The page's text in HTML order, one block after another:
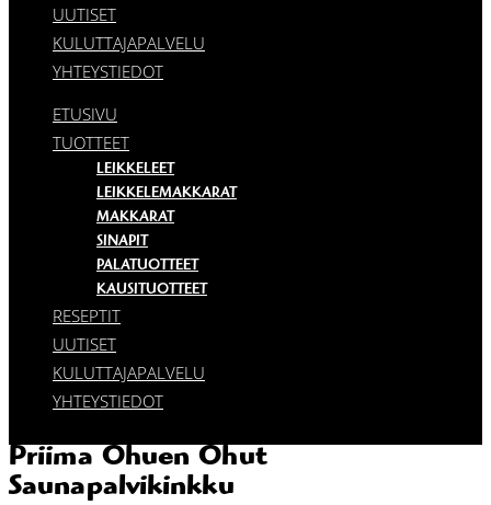
UUTISET
KULUTTAJAPALVELU
YHTEYSTIEDOT
ETUSIVU
TUOTTEET
LEIKKELEET
LEIKKELEMAKKARAT
MAKKARAT
SINAPIT
PALATUOTTEET
KAUSITUOTTEET
RESEPTIT
UUTISET
KULUTTAJAPALVELU
YHTEYSTIEDOT
Priima Ohuen Ohut
Saunapalvikinkku